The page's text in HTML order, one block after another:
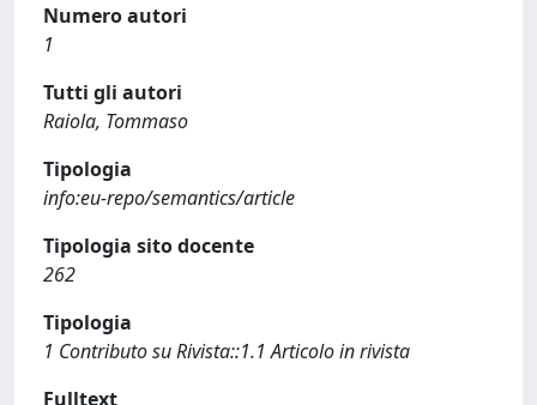
Numero autori
1
Tutti gli autori
Raiola, Tommaso
Tipologia
info:eu-repo/semantics/article
Tipologia sito docente
262
Tipologia
1 Contributo su Rivista::1.1 Articolo in rivista
Fulltext